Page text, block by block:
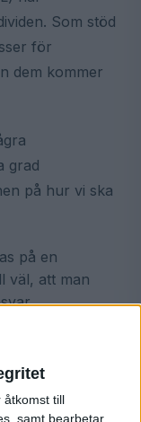
åtkomst till
samt bearbetar
Som stöd
för
dem kommer
grad
på hur vi ska
på en
väl, att man
Om de
att fråga om
kan bara ge